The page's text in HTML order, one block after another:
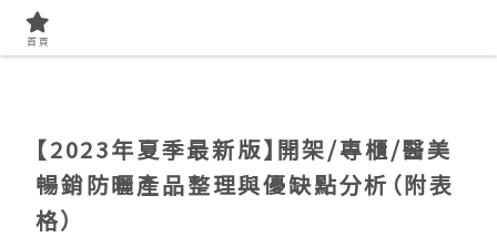
【2023年夏季最新版】開架/專櫃/醫美
暢銷防曬產品整理與優缺點分析（附表
格）
首頁